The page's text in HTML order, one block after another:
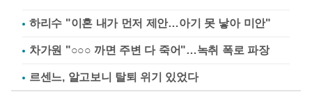
하리수 "이혼 내가 먼저 제안…아기 못 낳아 미안"
차가원 "○○○ 까면 주변 다 죽어"…녹취 폭로 파장
르센느, 알고보니 탈퇴 위기 있었다